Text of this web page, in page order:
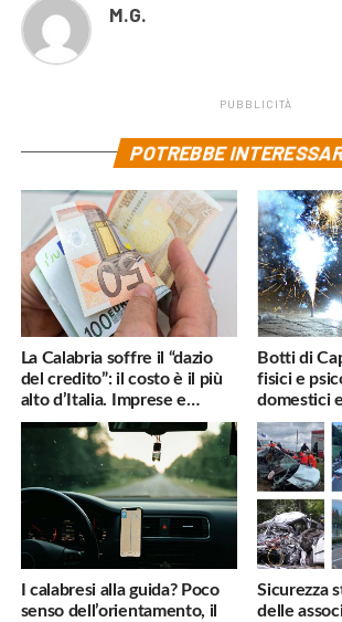
M.G.
PUBBLICITÀ
POTREBBE
La Calabria soffre il “dazio
del credito”: il costo è il più
alto d’Italia. Imprese e
famiglie penalizzate
Botti di
fisici e
domestici
utili
I calabresi alla guida? Poco
senso dell’orientamento, il
Sicurezza
delle